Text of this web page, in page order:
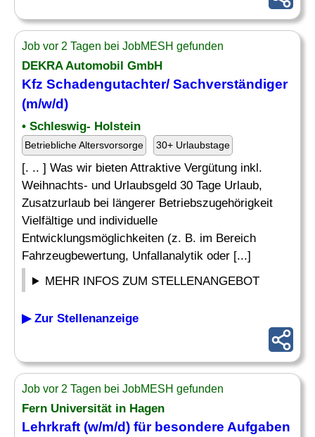
Job vor 2 Tagen bei JobMESH gefunden
DEKRA Automobil GmbH
Kfz Schadengutachter/ Sachverständiger
(m/w/d)
• Schleswig- Holstein
Betriebliche Altersvorsorge 30+ Urlaubstage
[. .. ] Was wir bieten Attraktive Vergütung inkl.
Weihnachts- und Urlaubsgeld 30 Tage Urlaub,
Zusatzurlaub bei längerer Betriebszugehörigkeit
Vielfältige und individuelle
Entwicklungsmöglichkeiten (z. B. im Bereich
Fahrzeugbewertung, Unfallanalytik oder [...]
MEHR INFOS ZUM STELLENANGEBOT
▶ Zur Stellenanzeige
Job vor 2 Tagen bei JobMESH gefunden
Fern Universität in Hagen
Lehrkraft (w/m/d) für besondere Aufgaben